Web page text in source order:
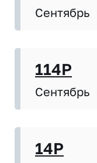
Сентябрь
114P
Сентябрь
14P